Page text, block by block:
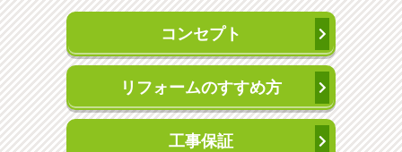
コンセプト
リフォームのすすめ方
工事保証